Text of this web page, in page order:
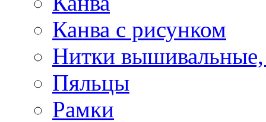
Канва с рисунком
Нитки
Пяльцы
Рамки